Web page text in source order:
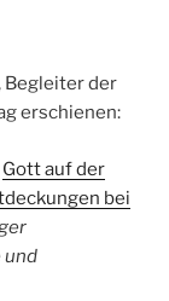
Begleiter der
erschienen:
Gott auf der
bei
und